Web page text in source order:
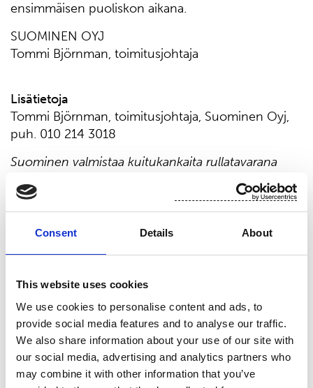
Consent Details About
This website uses cookies
We use cookies to personalise content and ads, to
provide social media features and to analyse our traffic.
We also share information about your use of our site with
our social media, advertising and analytics partners who
may combine it with other information that you’ve
ensimmäisen puoliskon aikana.
SUOMINEN OYJ
Tommi Björnman, toimitusjohtaja
Lisätietoja
Tommi Björnman, toimitusjohtaja, Suominen Oyj,
puh. 010 214 3018
Suominen valmistaa kuitukankaita rullatavarana
pyyhintätuotteisiin sekä muihin sovelluksiin.
Visiomme on olla edelläkävijä innovatiivisissa ja
vastuullisissa kuitukankaissa. Suomisen
kuitukankaista valmistetut lopputuotteet,
elämässä ympäri maailmaa. Suomisen liikevaihto
vuonna 2023 oli 450,9 milj. euroa ja työllistämme
lähes 700 ammattilaista Euroopassa sekä Pohjois-
ja Etelä-Amerikassa. Suomisen osake noteerataan
Nasdaq Helsingissä. Lue lisää: www.suominen.fi.